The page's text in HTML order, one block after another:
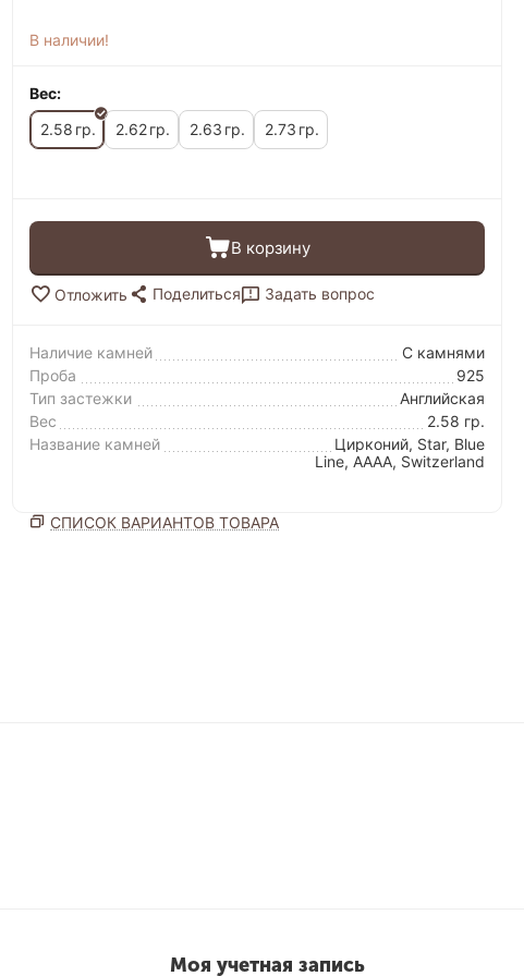
В наличии!
Вес:
2.58 гр. 2.62гр. 2.63 гр. 2.73 гр.
В корзину
Отложить Поделиться Задать вопрос
Наличие камней
С камнями
Проба
925
Тип застежки
Английская
Вес
2.58 гр.
Название камней
Цирконий, Star, Blue
Line, AAAA, Switzerland
СПИСОК ВАРИАНТОВ ТОВАРА
Моя учетная запись